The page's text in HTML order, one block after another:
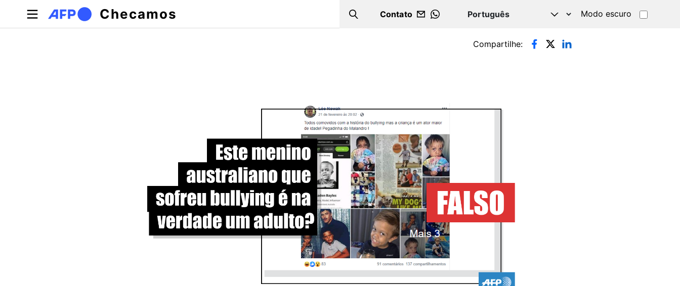
Pular para o conteúdo principal
Checamos Search
Contato
WHATSAPP
Modo escuro
Abas primárias Compartilhe: